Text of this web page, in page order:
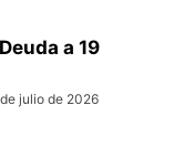
a 19
julio de 2026